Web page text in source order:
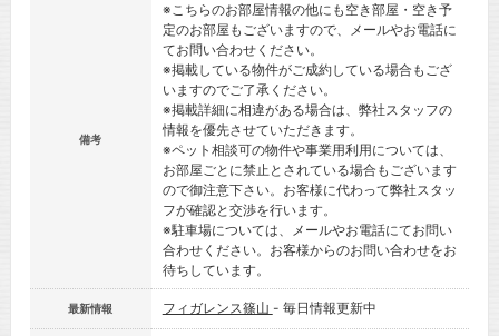
備考
※こちらのお部屋情報の他にも空き部屋・空き予
定のお部屋もございますので、メールやお電話に
てお問い合わせください。
※掲載している物件がご成約している場合もござ
いますのでご了承ください。
※掲載詳細に相違がある場合は、弊社スタッフの
情報を優先させていただきます。
※ペット相談可の物件や事業用利用については、
お部屋ごとに禁止とされている場合もございます
ので御注意下さい。お客様に代わって弊社スタッ
フが確認と交渉を行います。
※駐車場については、メールやお電話にてお問い
合わせください。お客様からのお問い合わせをお
待ちしています。
最新情報 フィガレンス篠山 - 毎日情報更新中